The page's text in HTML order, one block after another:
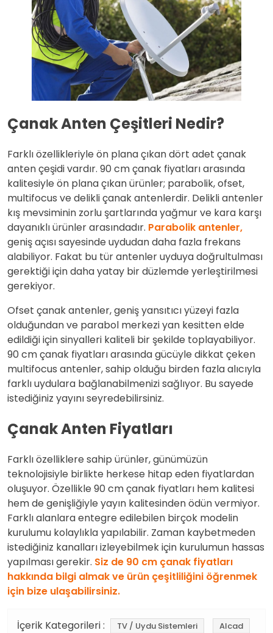
Çanak Anten Çeşitleri Nedir?
Farklı özellikleriyle ön plana çıkan dört adet çanak
anten çeşidi vardır. 90 cm çanak fiyatları arasında
kalitesiyle ön plana çıkan ürünler; parabolik, ofset,
multifocus ve delikli çanak antenlerdir. Delikli antenler
kış mevsiminin zorlu şartlarında yağmur ve kara karşı
dayanıklı ürünler arasındadır. Parabolik antenler,
geniş açısı sayesinde uydudan daha fazla frekans
alabiliyor. Fakat bu tür antenler uyduya doğrultulması
gerektiği için daha yatay bir düzlemde yerleştirilmesi
gerekiyor.
Ofset çanak antenler, geniş yansıtıcı yüzeyi fazla
olduğundan ve parabol merkezi yan kesitten elde
edildiği için sinyalleri kaliteli bir şekilde toplayabiliyor.
90 cm çanak fiyatları arasında gücüyle dikkat çeken
multifocus antenler, sahip olduğu birden fazla alıcıyla
farklı uydulara bağlanabilmenizi sağlıyor. Bu sayede
istediğiniz yayını seyredebilirsiniz.
Çanak Anten Fiyatları
Farklı özelliklere sahip ürünler, günümüzün
teknolojisiyle birlikte herkese hitap eden fiyatlardan
oluşuyor. Özellikle 90 cm çanak fiyatları hem kalitesi
hem de genişliğiyle yayın kalitesinden ödün vermiyor.
Farklı alanlara entegre edilebilen birçok modelin
kurulumu kolaylıkla yapılabilir. Zaman kaybetmeden
istediğiniz kanalları izleyebilmek için kurulumun hassas
yapılması gerekir. Siz de 90 cm çanak fiyatları
hakkında bilgi almak ve ürün çeşitliliğini öğrenmek
için bize ulaşabilirsiniz.
İçerik Kategorileri : TV / Uydu Sistemleri
Alcad